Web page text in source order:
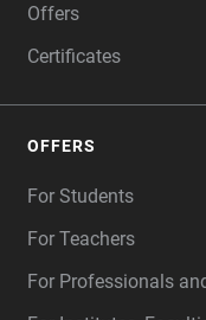
Offers
Certificates
OFFERS
For Students
For Teachers
For Professionals